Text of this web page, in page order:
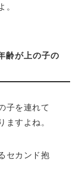
。
齢が上の子の
子を連れて
ますよね。
セカンド抱